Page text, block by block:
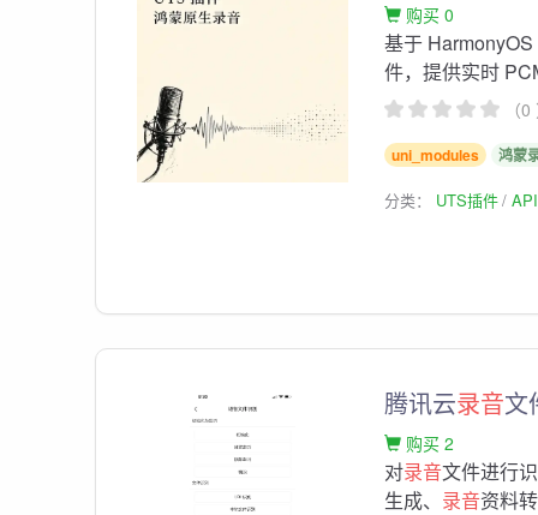
购买 0
基于
件，提供实时
（
uni_modules 鸿蒙
分类： UTS插件
腾讯云录音文
购买 2
对录音文件进行
生成、 录音资料